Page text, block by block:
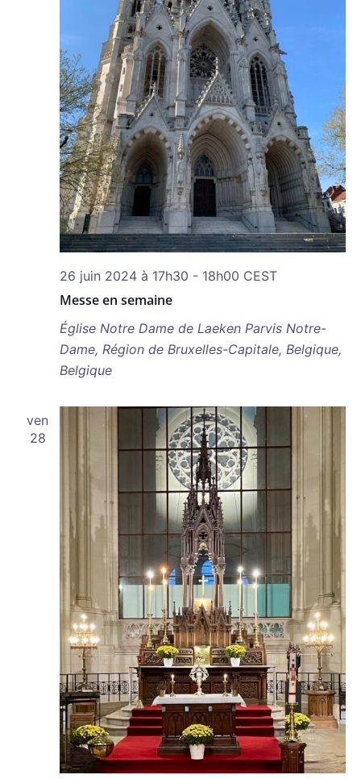
Messe en semaine
26 juin 2024 à 17h30 - 18h00 CEST
Église Notre Dame de Laeken Parvis Notre-
Dame, Région de Bruxelles-Capitale, Belgique,
Belgique
ven
28